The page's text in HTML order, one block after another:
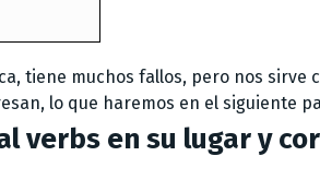
tiene muchos fallos, pero nos sirve
lo que haremos en el siguiente
verbs en su lugar y